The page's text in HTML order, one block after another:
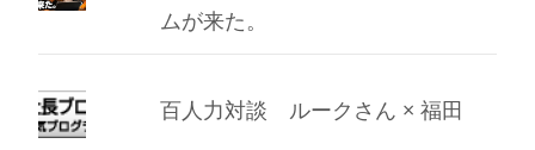
ムが来た。
百人力対談 ルークさん × 福田